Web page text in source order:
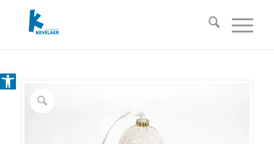
Open toolbar